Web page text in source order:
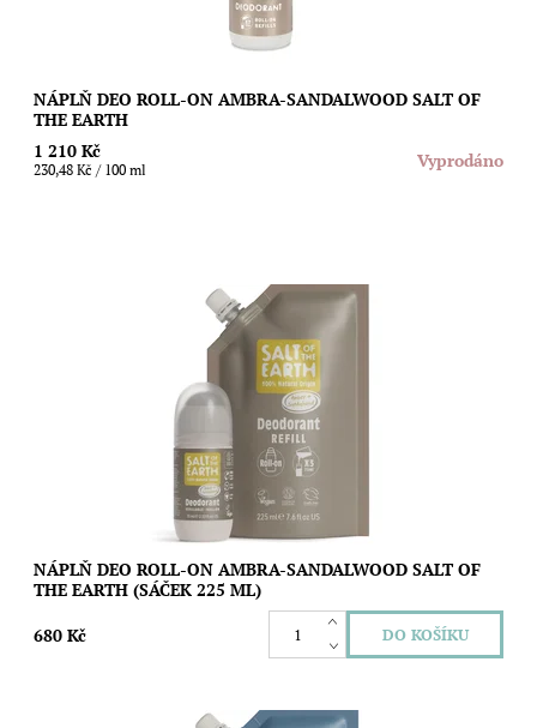
NÁPLŇ DEO ROLL-ON AMBRA-SANDALWOOD SALT OF
THE EARTH
1 210 Kč
230,48 Kč / 100 ml Vyprodáno
Ušetřete životní prostředí i svoji peněženku díky speciální
náplni s unisex vůní ambry a santalového dřeva pro novou
Skladem
Salt of the Earth
NÁPLŇ DEO ROLL-ON AMBRA-SANDALWOOD SALT OF
THE EARTH (SÁČEK 225 ML)
680 Kč